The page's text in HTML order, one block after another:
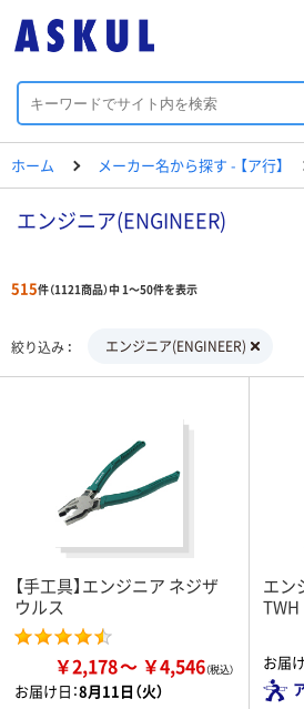
ホーム メーカー名から探す - 【ア行】
エンジニア(ENGINEER)
515件（1121商品）中 1～50件を表示
絞り込み エンジニア(ENGINEER)
【手工具】エンジニア ネジザ
ウルス
￥2,178 ￥4,546
お届け日：8月11日（火）
エ
TWH
お届